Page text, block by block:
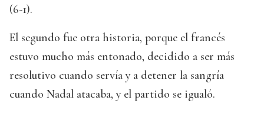
(6-1).
El segundo fue otra historia, porque el francés
estuvo mucho más entonado, decidido a ser más
resolutivo cuando servía y a detener la sangría
cuando Nadal atacaba, y el partido se igualó.